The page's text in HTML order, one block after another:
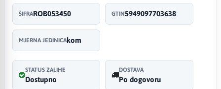
ŠIFRAROB053450 GTIN5949097703638
MJERNA JEDINICAkom
STATUS ZALIHE
Dostupno
DOSTAVA
Po dogovoru